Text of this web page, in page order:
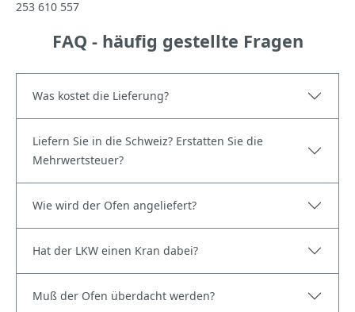
253 610 557
FAQ - häufig gestellte Fragen
Was kostet die Lieferung?
Liefern Sie in die Schweiz? Erstatten Sie die
Mehrwertsteuer?
Wie wird der Ofen angeliefert?
Hat der LKW einen Kran dabei?
Muß der Ofen überdacht werden?